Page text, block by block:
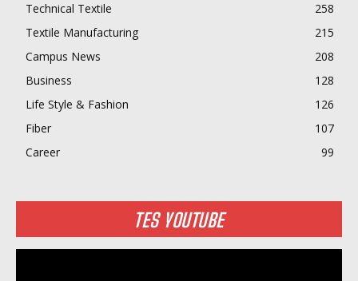
Technical Textile
258
Textile Manufacturing
215
Campus News
208
Business
128
Life Style & Fashion
126
Fiber
107
Career
99
TES YOUTUBE